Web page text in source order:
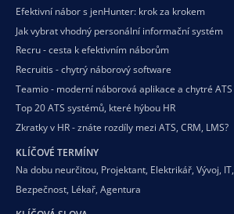
Efektivní nábor s jenHunter: krok za krokem
Jak vybrat vhodný personální informační systém
Recru - cesta k efektivním náborům
Recruitis - chytrý náborový software
Teamio - moderní náborová aplikace a chytré ATS
Top 20 ATS systémů, které hýbou HR
Zkratky v HR - znáte rozdíly mezi ATS, CRM, LMS?
KLÍČOVÉ TERMÍNY
Na dobu neurčitou, Projektant, Elektrikář, Vývoj, IT,
Bezpečnost, Lékař, Agentura